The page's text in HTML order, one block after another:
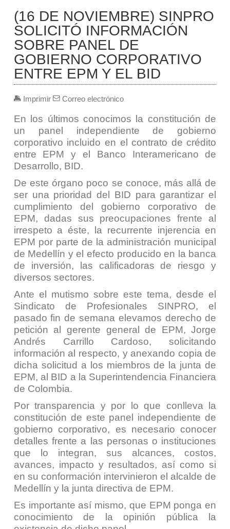
(16 DE NOVIEMBRE) SINPRO
SOLICITÓ INFORMACIÓN
SOBRE PANEL DE
GOBIERNO CORPORATIVO
ENTRE EPM Y EL BID
Imprimir Correo electrónico
En los últimos conocimos la constitución de
un panel independiente de gobierno
corporativo incluido en el contrato de crédito
entre EPM y el Banco Interamericano de
Desarrollo, BID.
De este órgano poco se conoce, más allá de
ser una prioridad del BID para garantizar el
cumplimiento del gobierno corporativo de
EPM, dadas sus preocupaciones frente al
irrespeto a éste, la recurrente injerencia en
EPM por parte de la administración municipal
de Medellín y el efecto producido en la banca
de inversión, las calificadoras de riesgo y
diversos sectores.
Ante el mutismo sobre este tema, desde el
Sindicato de Profesionales SINPRO, el
pasado fin de semana elevamos derecho de
petición al gerente general de EPM, Jorge
Andrés Carrillo Cardoso, solicitando
información al respecto, y anexando copia de
dicha solicitud a los miembros de la junta de
EPM, al BID a la Superintendencia Financiera
de Colombia.
Por transparencia y por lo que conlleva la
constitución de este panel independiente de
gobierno corporativo, es necesario conocer
detalles frente a las personas o instituciones
que lo integran, sus alcances, costos,
avances, impacto y resultados, así como si
en su conformación intervinieron el alcalde de
Medellín y la junta directiva de EPM.
Es importante así mismo, que EPM ponga en
conocimiento de la opinión pública la